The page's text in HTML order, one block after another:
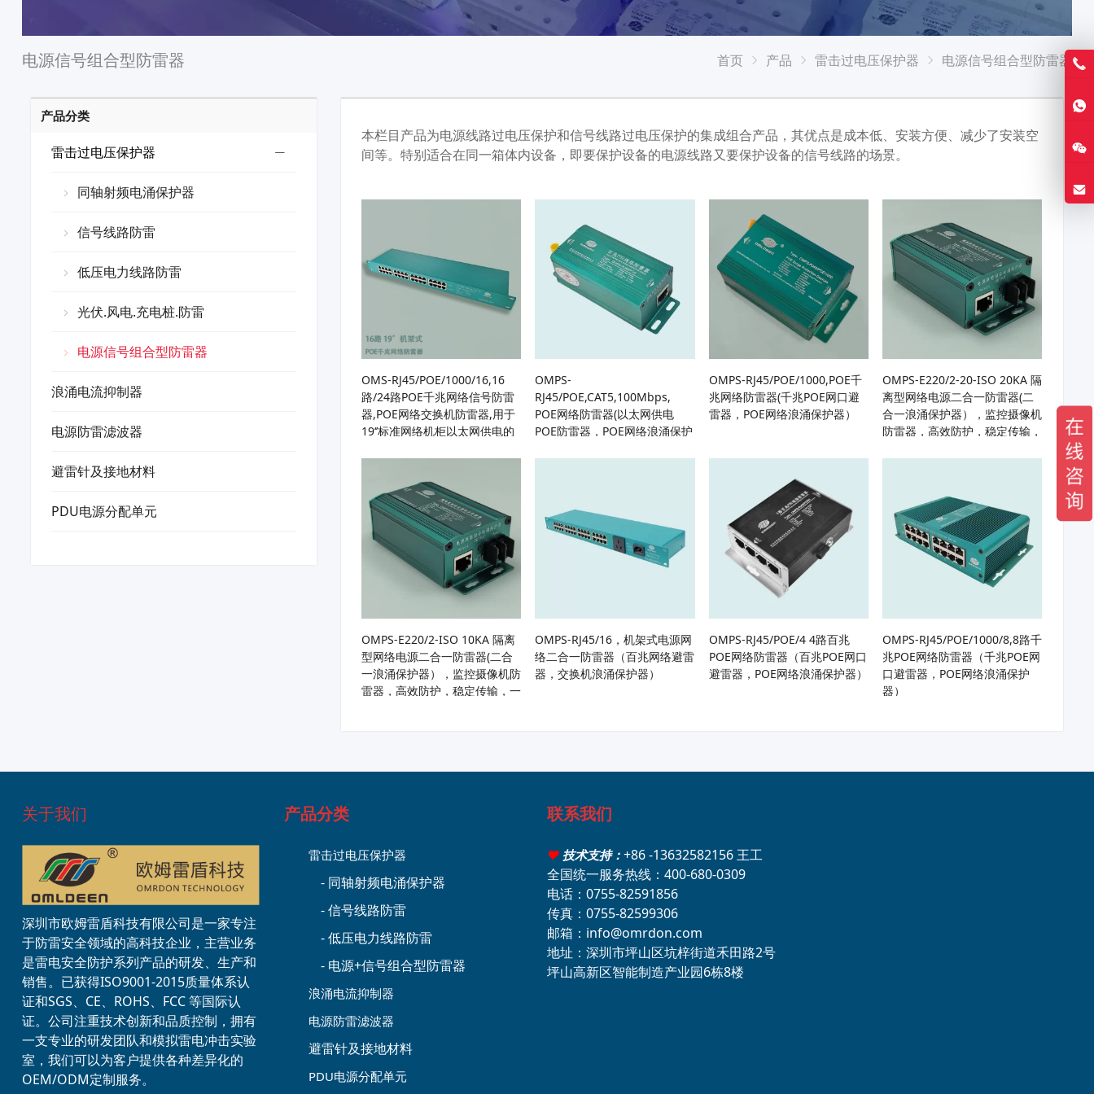
电源信号组合型防雷器 首页 产品 雷击过电压保护器 电源信号组合型防雷器
本栏目产品为电源线路过电压保护和信号线路过电压保护的集成组合产品，其优点是成本低、安装方便、减少了安装空
间等。特别适合在同一箱体内设备，即要保护设备的电源线路又要保护设备的信号线路的场景。
OMS-RJ45/POE/1000/16,16
路/24路POE千兆网络信号防雷
器,POE网络交换机防雷器,用于
19‘’标准网络机柜以太网供电的
OMPS-
RJ45/POE,CAT5,100Mbps,
POE网络防雷器(以太网供电
POE防雷器，POE网络浪涌保护
OMPS-RJ45/POE/1000,POE千
兆网络防雷器(千兆POE网口避
雷器，POE网络浪涌保护器）
OMPS-E220/2-20-ISO 20KA 隔
离型网络电源二合一防雷器(二
合一浪涌保护器），监控摄像机
防雷器，高效防护，稳定传输，
OMPS-E220/2-ISO 10KA 隔离
型网络电源二合一防雷器(二合
一浪涌保护器），监控摄像机防
雷器，高效防护，稳定传输，一
OMPS-RJ45/16，机架式电源网
络二合一防雷器（百兆网络避雷
器，交换机浪涌保护器）
OMPS-RJ45/POE/4 4路百兆
POE网络防雷器（百兆POE网口
避雷器，POE网络浪涌保护器）
OMPS-RJ45/POE/1000/8,8路千
兆POE网络防雷器（千兆POE网
口避雷器，POE网络浪涌保护
器）
产品分类
雷击过电压保护器
同轴射频电涌保护器
信号线路防雷
低压电力线路防雷
光伏.风电.充电桩.防雷
电源信号组合型防雷器
浪涌电流抑制器
电源防雷滤波器
避雷针及接地材料
PDU电源分配单元
关于我们
深圳市欧姆雷盾科技有限公司是一家专注
于防雷安全领域的高科技企业，主营业务
是雷电安全防护系列产品的研发、生产和
销售。已获得ISO9001-2015质量体系认
证和SGS、CE、ROHS、FCC 等国际认
证。公司注重技术创新和品质控制，拥有
一支专业的研发团队和模拟雷电冲击实验
室，我们可以为客户提供各种差异化的
OEM/ODM定制服务。
产品分类
雷击过电压保护器
- 同轴射频电涌保护器
- 信号线路防雷
- 低压电力线路防雷
- 电源+信号组合型防雷器
浪涌电流抑制器
电源防雷滤波器
避雷针及接地材料
PDU电源分配单元
联系我们
♥技术支持： +86 -13632582156 王工
全国统一服务热线：400-680-0309
电话：0755-82591856
传真：0755-82599306
邮箱：info@omrdon.com
地址：深圳市坪山区坑梓街道禾田路2号
坪山高新区智能制造产业园6栋8楼